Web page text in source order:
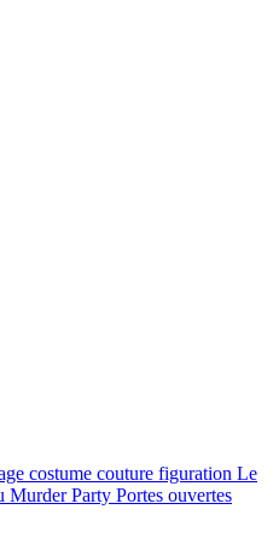
costume couture figuration Le
Murder Party Portes ouvertes